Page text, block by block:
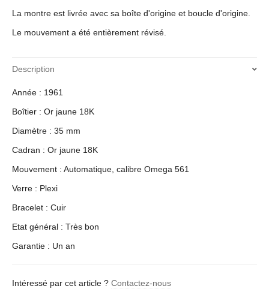
La montre est livrée avec sa boîte d'origine et boucle d'origine.
Le mouvement a été entièrement révisé.
Description
Année : 1961
Boîtier : Or jaune 18K
Diamètre : 35 mm
Cadran : Or jaune 18K
Mouvement : Automatique, calibre Omega 561
Verre : Plexi
Bracelet : Cuir
Etat général : Très bon
Garantie : Un an
Intéressé par cet article ? Contactez-nous